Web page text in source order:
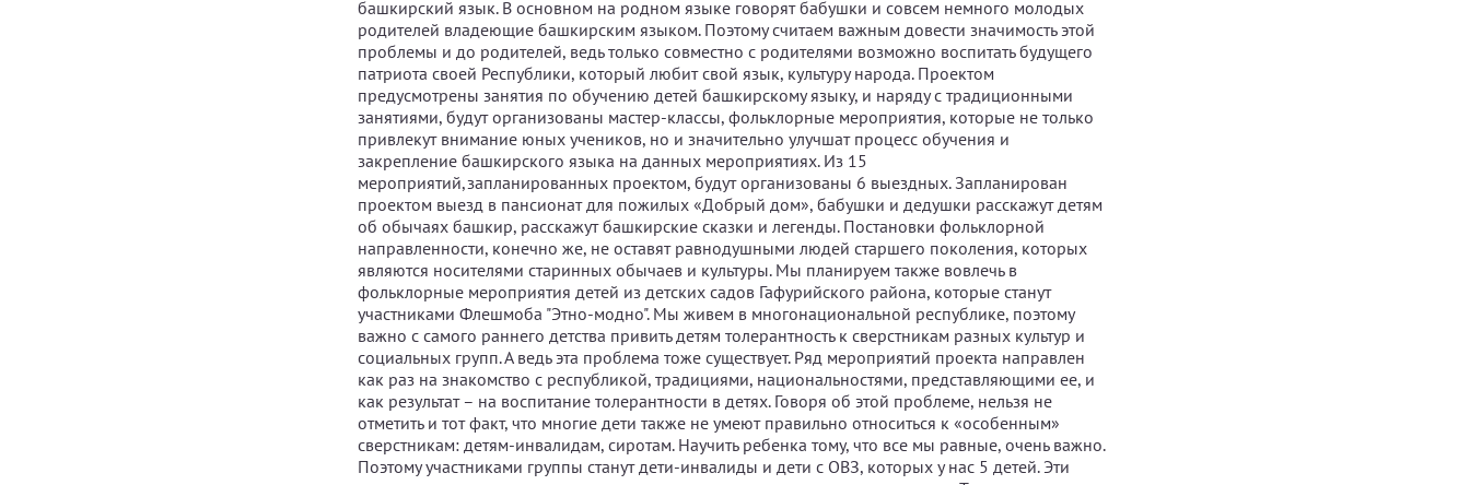
башкирский язык. В основном на родном языке говорят бабушки и совсем немного молодых
родителей владеющие башкирским языком. Поэтому считаем важным довести значимость этой
проблемы и до родителей, ведь только совместно с родителями возможно воспитать будущего
патриота своей Республики, который любит свой язык, культуру народа. Проектом
предусмотрены занятия по обучению детей башкирскому языку, и наряду с традиционными
занятиями, будут организованы мастер-классы, фольклорные мероприятия, которые не только
привлекут внимание юных учеников, но и значительно улучшат процесс обучения и
закрепление башкирского языка на данных мероприятиях. Из 15
мероприятий,запланированных проектом, будут организованы 6 выездных. Запланирован
проектом выезд в пансионат для пожилых «Добрый дом», бабушки и дедушки расскажут детям
об обычаях башкир, расскажут башкирские сказки и легенды. Постановки фольклорной
направленности, конечно же, не оставят равнодушными людей старшего поколения, которых
являются носителями старинных обычаев и культуры. Мы планируем также вовлечь в
фольклорные мероприятия детей из детских садов Гафурийского района, которые станут
участниками Флешмоба "Этно-модно". Мы живем в многонациональной республике, поэтому
важно с самого раннего детства привить детям толерантность к сверстникам разных культур и
социальных групп. А ведь эта проблема тоже существует. Ряд мероприятий проекта направлен
как раз на знакомство с республикой, традициями, национальностями, представляющими ее, и
как результат – на воспитание толерантности в детях. Говоря об этой проблеме, нельзя не
отметить и тот факт, что многие дети также не умеют правильно относиться к «особенным»
сверстникам: детям-инвалидам, сиротам. Научить ребенка тому, что все мы равные, очень важно.
Поэтому участниками группы станут дети-инвалиды и дети с ОВЗ, которых у нас 5 детей. Эти